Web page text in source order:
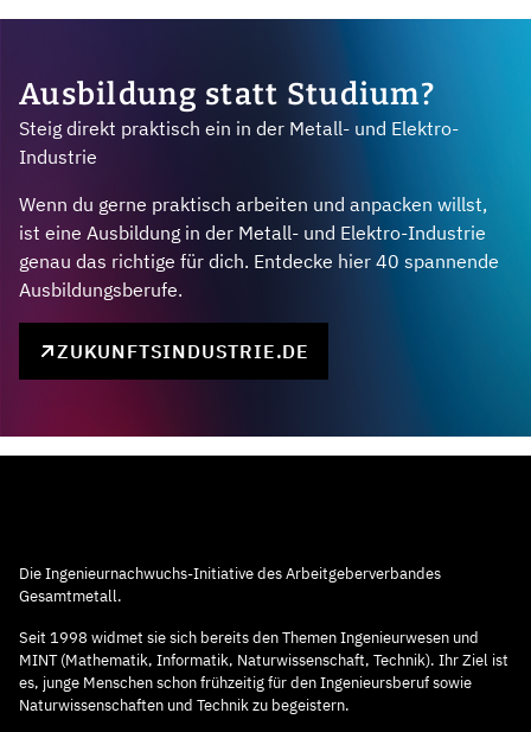
Ausbildung statt Studium?
Steig direkt praktisch ein in der Metall- und Elektro-
Industrie
Wenn du gerne praktisch arbeiten und anpacken willst,
ist eine Ausbildung in der Metall- und Elektro-Industrie
genau das richtige für dich. Entdecke hier 40 spannende
Ausbildungsberufe.
ZUKUNFTSINDUSTRIE.DE
Die Ingenieurnachwuchs-Initiative des Arbeitgeberverbandes
Gesamtmetall.
Seit 1998 widmet sie sich bereits den Themen Ingenieurwesen und
MINT (Mathematik, Informatik, Naturwissenschaft, Technik). Ihr Ziel ist
es, junge Menschen schon frühzeitig für den Ingenieursberuf sowie
Naturwissenschaften und Technik zu begeistern.